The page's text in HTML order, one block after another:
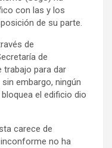
con las y los
de su parte.
de
de
trabajo para dar
embargo, ningún
el edificio dio
carece de
no ha